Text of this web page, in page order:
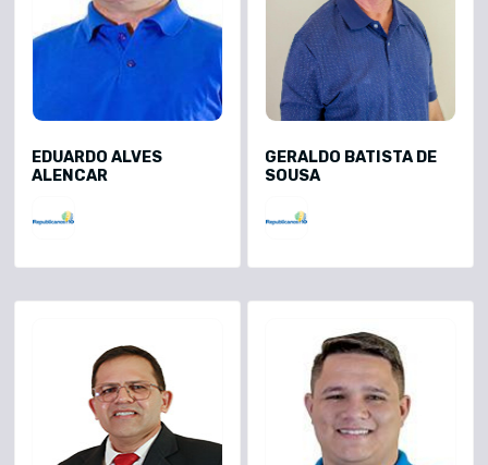
EDUARDO ALVES
ALENCAR
GERALDO BATISTA DE
SOUSA